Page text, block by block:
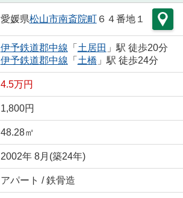
愛媛県松山市南斎院町６４番地１
伊予鉄道郡中線 「 土居田 」駅 徒歩20分
伊予鉄道郡中線 「 土橋 」駅 徒歩24分
4.5万円
1,800円
48.28㎡
2002年 8月(築24年)
アパート / 鉄骨造